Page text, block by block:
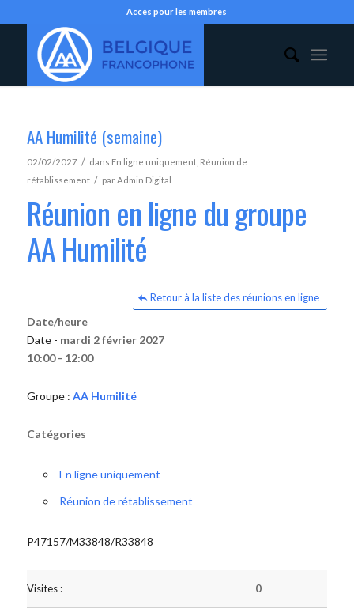
Accès pour les membres
AA Humilité (semaine)
02/02/2027 / dans En ligne uniquement, Réunion de
rétablissement / parAdmin Digital
Réunion en ligne du groupe
AA Humilité
Retour à la liste des réunions en ligne
Date/heure
Date - mardi 2 février 2027
10:00 - 12:00
Groupe : AA Humilité
Catégories
En ligne uniquement
Réunion de rétablissement
P47157/M33848/R33848
Visites : 0